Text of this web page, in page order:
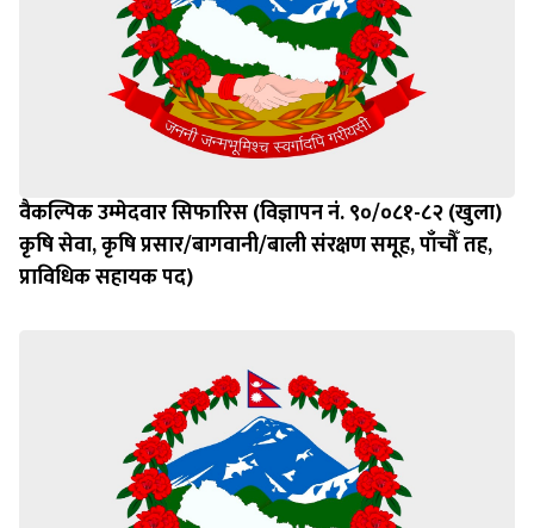
वैकल्पिक उम्मेदवार सिफारिस (विज्ञापन नं. ९०/०८१-८२ (खुला)
कृषि सेवा, कृषि प्रसार/बागवानी/बाली संरक्षण समूह, पाँचौँ तह,
प्राविधिक सहायक पद)